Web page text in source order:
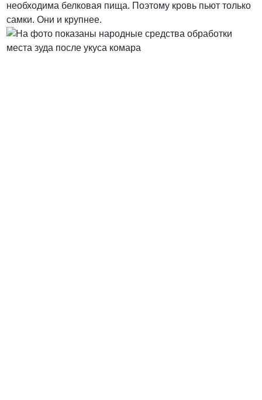
необходима белковая пища. Поэтому кровь пьют только
самки. Они и крупнее.